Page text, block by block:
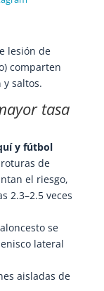
lesión de
comparten
saltos.
tasa
y fútbol
de
el riesgo,
2.3–2.5 veces
se
lateral
aisladas de